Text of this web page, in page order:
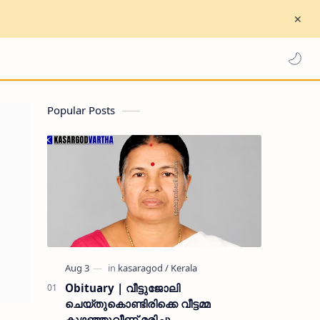
Popular Posts
Obituary | വീട്ടുജോലി
ചെയ്തുകൊണ്ടിരിക്കെ വീട്ടമ്മ